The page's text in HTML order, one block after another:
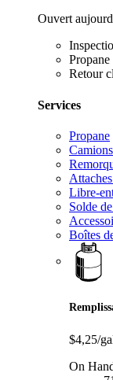
Ouvert
Retour
Services
Propane
Libre-
Solde
Boîtes
$4,25/
On